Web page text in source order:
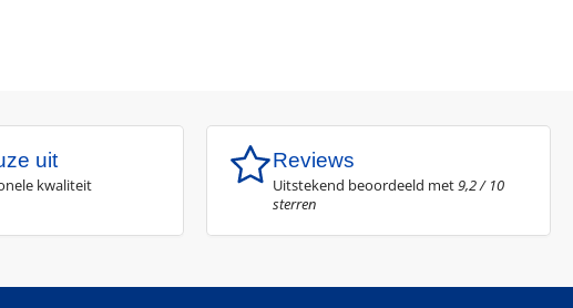
uit
kwaliteit
Reviews
Uitstekend beoordeeld met9,2 / 10
sterren